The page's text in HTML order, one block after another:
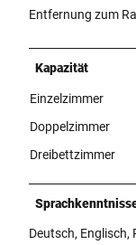
Entfernung zum
Kapazität
Einzelzimmer
Doppelzimmer
Dreibettzimmer
Deutsch, Englisch,